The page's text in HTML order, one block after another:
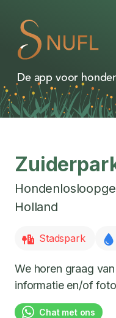
De app voor
Holland
Stadspark
We horen graag
informatie en/of
Chat met ons